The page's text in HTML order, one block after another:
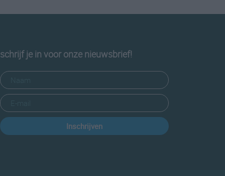
schrijf je in voor onze nieuwsbrief!
Inschrijven